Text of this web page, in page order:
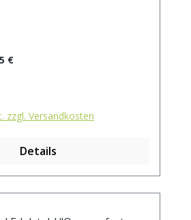
€
zzgl. Versandkosten
Details